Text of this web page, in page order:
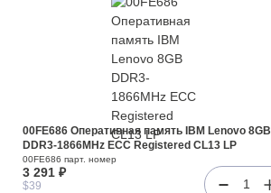
00FE686 Оперативная память IBM Lenovo 8GB
DDR3-1866MHz ECC Registered CL13 LP
00FE686 парт. номер
3 291 ₽
$39 1